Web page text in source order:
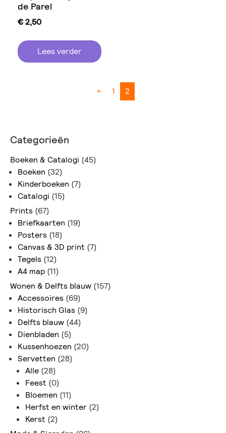
Categorieën
Boeken & Catalogi (45)
Boeken (32)
Kinderboeken (7)
Catalogi (15)
Prints (67)
Briefkaarten (19)
Posters (18)
Canvas & 3D print (7)
Tegels (12)
A4 map (11)
Wonen & Delfts blauw (157)
Accessoires (69)
Historisch Glas (9)
Delfts blauw (44)
Dienbladen (5)
Kussenhoezen (20)
Servetten (28)
Alle (28)
Feest (0)
Bloemen (11)
Herfst en winter (2)
Kerst (2)
de Parel
€2,50
Lees verder
← 1 2